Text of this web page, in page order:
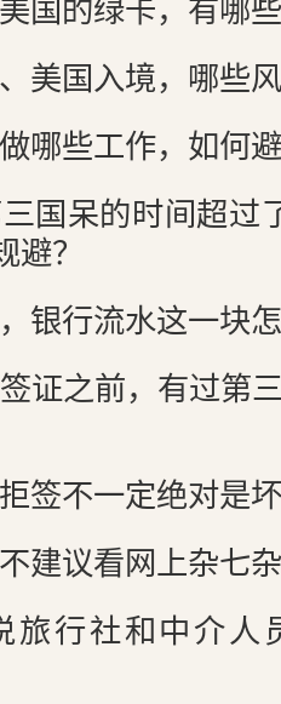
国的绿卡，有哪
美国入境，哪些
哪些工作，如何
国呆的时间超过
避？
银行流水这一块
证之前，有过第
签不一定绝对是
建议看网上杂七
旅行社和中介人